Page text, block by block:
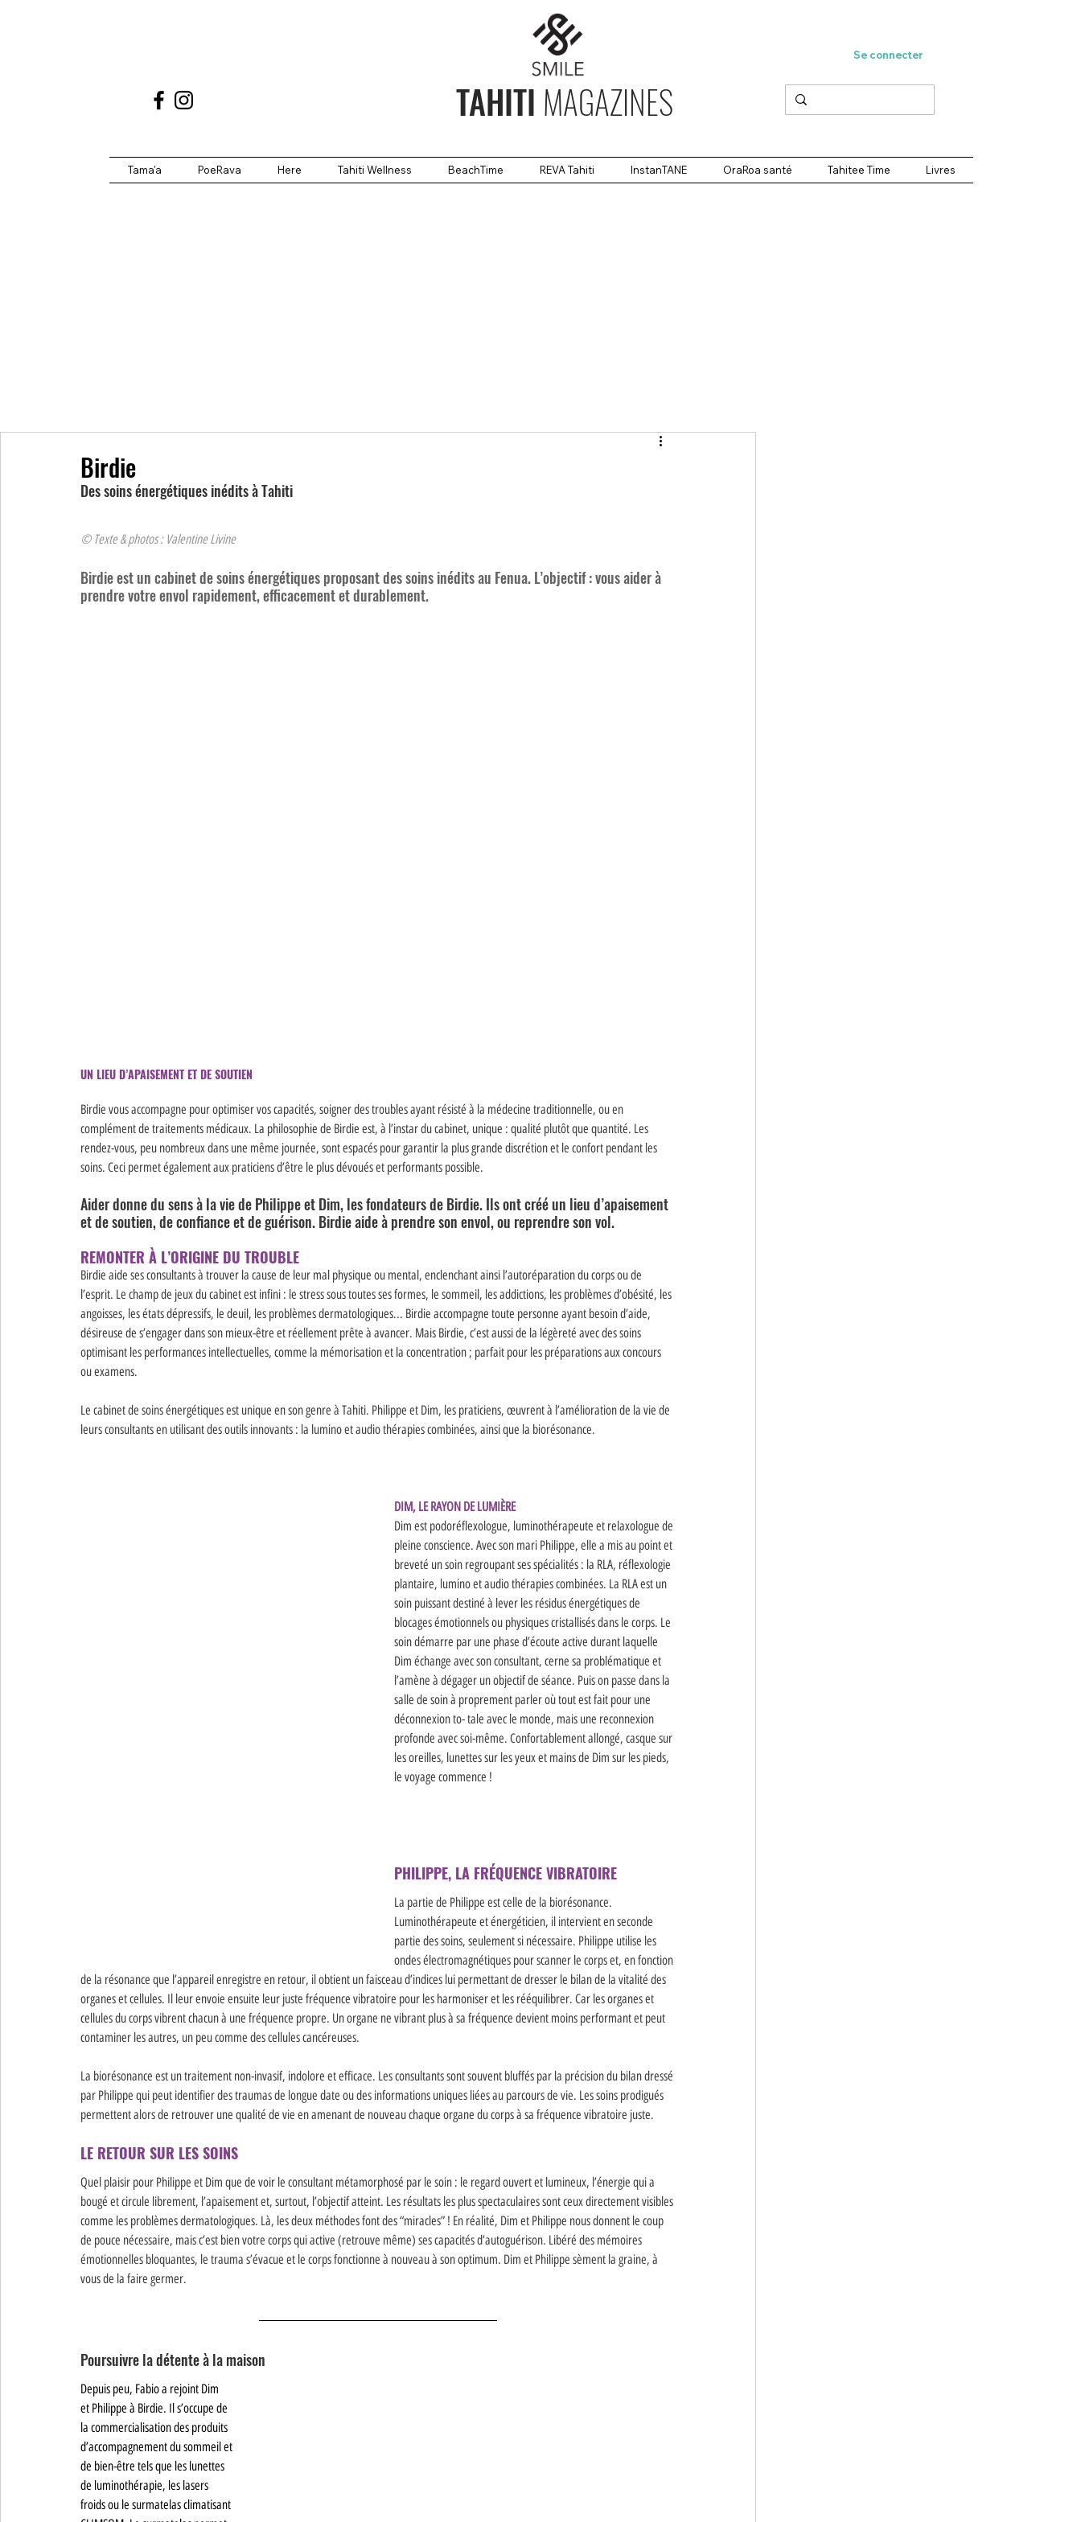
TAHITI MAGAZINES
Se connecter
Tama'a PoeRava Here Tahiti Wellness BeachTime REVA Tahiti InstanTANE OraRoa santé Tahitee Time Livres
Birdie
Des soins énergétiques inédits à Tahiti
© Texte & photos : Valentine Livine
Birdie est un cabinet de soins énergétiques proposant des soins inédits au Fenua. L’objectif : vous aider à
prendre votre envol rapidement, efficacement et durablement.
UN LIEU D’APAISEMENT ET DE SOUTIEN
Birdie vous accompagne pour optimiser vos capacités, soigner des troubles ayant résisté à la médecine traditionnelle, ou en
complément de traitements médicaux. La philosophie de Birdie est, à l’instar du cabinet, unique : qualité plutôt que quantité. Les
rendez-vous, peu nombreux dans une même journée, sont espacés pour garantir la plus grande discrétion et le confort pendant les
soins. Ceci permet également aux praticiens d’être le plus dévoués et performants possible.
Aider donne du sens à la vie de Philippe et Dim, les fondateurs de Birdie. Ils ont créé un lieu d’apaisement
et de soutien, de confiance et de guérison. Birdie aide à prendre son envol, ou reprendre son vol.
REMONTER À L’ORIGINE DU TROUBLE
Birdie aide ses consultants à trouver la cause de leur mal physique ou mental, enclenchant ainsi l’autoréparation du corps ou de
l’esprit. Le champ de jeux du cabinet est infini : le stress sous toutes ses formes, le sommeil, les addictions, les problèmes d’obésité, les
angoisses, les états dépressifs, le deuil, les problèmes dermatologiques... Birdie accompagne toute personne ayant besoin d’aide,
désireuse de s’engager dans son mieux-être et réellement prête à avancer. Mais Birdie, c’est aussi de la légèreté avec des soins
optimisant les performances intellectuelles, comme la mémorisation et la concentration ; parfait pour les préparations aux concours
ou examens.
Le cabinet de soins énergétiques est unique en son genre à Tahiti. Philippe et Dim, les praticiens, œuvrent à l’amélioration de la vie de
leurs consultants en utilisant des outils innovants : la lumino et audio thérapies combinées, ainsi que la biorésonance.
DIM, LE RAYON DE LUMIÈRE
Dim est podoréflexologue, luminothérapeute et relaxologue de
pleine conscience. Avec son mari Philippe, elle a mis au point et
breveté un soin regroupant ses spécialités : la RLA, réflexologie
plantaire, lumino et audio thérapies combinées. La RLA est un
soin puissant destiné à lever les résidus énergétiques de
blocages émotionnels ou physiques cristallisés dans le corps. Le
soin démarre par une phase d’écoute active durant laquelle
Dim échange avec son consultant, cerne sa problématique et
l’amène à dégager un objectif de séance. Puis on passe dans la
salle de soin à proprement parler où tout est fait pour une
déconnexion to- tale avec le monde, mais une reconnexion
profonde avec soi-même. Confortablement allongé, casque sur
les oreilles, lunettes sur les yeux et mains de Dim sur les pieds,
le voyage commence !
PHILIPPE, LA FRÉQUENCE VIBRATOIRE
La partie de Philippe est celle de la biorésonance.
Luminothérapeute et énergéticien, il intervient en seconde
partie des soins, seulement si nécessaire. Philippe utilise les
ondes électromagnétiques pour scanner le corps et, en fonction
de la résonance que l’appareil enregistre en retour, il obtient un faisceau d’indices lui permettant de dresser le bilan de la vitalité des
organes et cellules. Il leur envoie ensuite leur juste fréquence vibratoire pour les harmoniser et les rééquilibrer. Car les organes et
cellules du corps vibrent chacun à une fréquence propre. Un organe ne vibrant plus à sa fréquence devient moins performant et peut
contaminer les autres, un peu comme des cellules cancéreuses.
La biorésonance est un traitement non-invasif, indolore et efficace. Les consultants sont souvent bluffés par la précision du bilan dressé
par Philippe qui peut identifier des traumas de longue date ou des informations uniques liées au parcours de vie. Les soins prodigués
permettent alors de retrouver une qualité de vie en amenant de nouveau chaque organe du corps à sa fréquence vibratoire juste.
LE RETOUR SUR LES SOINS
Quel plaisir pour Philippe et Dim que de voir le consultant métamorphosé par le soin : le regard ouvert et lumineux, l’énergie qui a
bougé et circule librement, l’apaisement et, surtout, l’objectif atteint. Les résultats les plus spectaculaires sont ceux directement visibles
comme les problèmes dermatologiques. Là, les deux méthodes font des “miracles” ! En réalité, Dim et Philippe nous donnent le coup
de pouce nécessaire, mais c’est bien votre corps qui active (retrouve même) ses capacités d’autoguérison. Libéré des mémoires
émotionnelles bloquantes, le trauma s’évacue et le corps fonctionne à nouveau à son optimum. Dim et Philippe sèment la graine, à
vous de la faire germer.
Poursuivre la détente à la maison
Depuis peu, Fabio a rejoint Dim
et Philippe à Birdie. Il s’occupe de
la commercialisation des produits
d’accompagnement du sommeil et
de bien-être tels que les lunettes
de luminothérapie, les lasers
froids ou le surmatelas climatisant